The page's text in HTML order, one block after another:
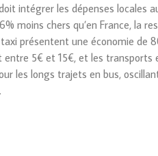
intégrer les dépenses locales
moins chers qu’en France, la
présentent une économie de
5€ et 15€, et les
les longs trajets en bus,